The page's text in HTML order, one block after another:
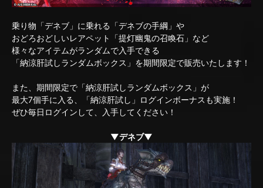
乗り物「デネブ」に乗れる「デネブの手綱」や
おどろおどしいレアペット「提灯幽鬼の召喚石」など
様々なアイテムがランダムで入手できる
「納涼肝試しランダムボックス」を期間限定で販売いたします！
また、期間限定で「納涼肝試しランダムボックス」が
最大7個手に入る、「納涼肝試し」ログインボーナスも実施！
ぜひ毎日ログインして、入手してください！
▼デネブ▼